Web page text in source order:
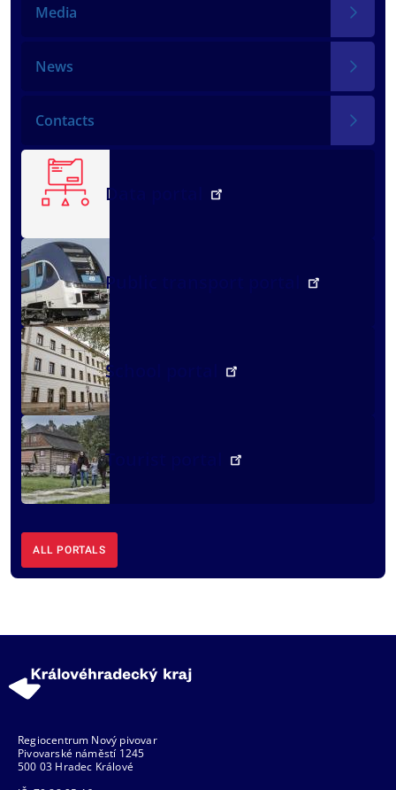
Media
News
Contacts
Data portal
Public transport portal
School portal
Tourist portal
ALL PORTALS
Regiocentrum Nový pivovar
Pivovarské náměstí 1245
500 03 Hradec Králové